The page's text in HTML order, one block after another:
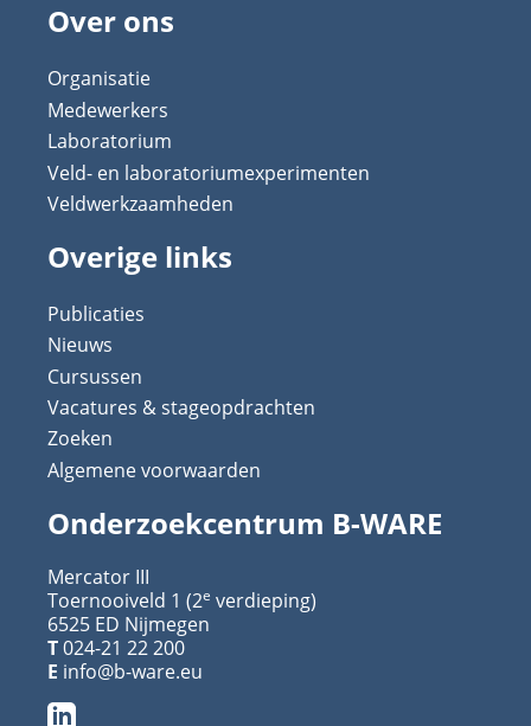
Over ons
Organisatie
Medewerkers
Laboratorium
Veld- en laboratoriumexperimenten
Veldwerkzaamheden
Overige links
Publicaties
Nieuws
Cursussen
Vacatures & stageopdrachten
Zoeken
Algemene voorwaarden
Onderzoekcentrum B-WARE
Mercator III
Toernooiveld 1 (2e verdieping)
6525 ED Nijmegen
T024-21 22 200
E info@b-ware.eu